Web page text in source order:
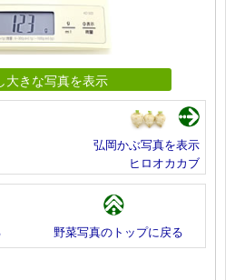
大きな写真を表示
弘岡かぶ写真を表示
ヒロオカカブ
野菜写真のトップに戻る